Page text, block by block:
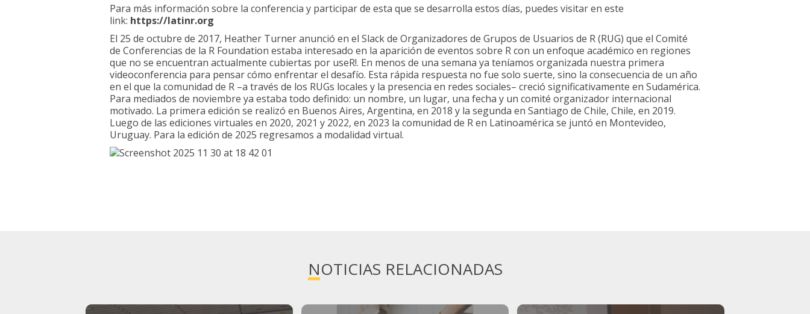
Para más información sobre la conferencia y participar de esta que se desarrolla estos días, puedes visitar en este
link: https://latinr.org
El 25 de octubre de 2017, Heather Turner anunció en el Slack de Organizadores de Grupos de Usuarios de R (RUG) que el Comité
de Conferencias de la R Foundation estaba interesado en la aparición de eventos sobre R con un enfoque académico en regiones
que no se encuentran actualmente cubiertas por useR!. En menos de una semana ya teníamos organizada nuestra primera
videoconferencia para pensar cómo enfrentar el desafío. Esta rápida respuesta no fue solo suerte, sino la consecuencia de un año
en el que la comunidad de R –a través de los RUGs locales y la presencia en redes sociales– creció significativamente en Sudamérica.
Para mediados de noviembre ya estaba todo definido: un nombre, un lugar, una fecha y un comité organizador internacional
motivado. La primera edición se realizó en Buenos Aires, Argentina, en 2018 y la segunda en Santiago de Chile, Chile, en 2019.
Luego de las ediciones virtuales en 2020, 2021 y 2022, en 2023 la comunidad de R en Latinoamérica se juntó en Montevideo,
Uruguay. Para la edición de 2025 regresamos a modalidad virtual.
NOTICIAS RELACIONADAS